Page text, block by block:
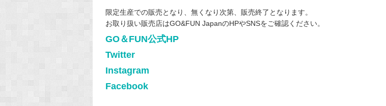
限定生産での販売となり、無くなり次第、販売終了となります。
お取り扱い販売店はGO&FUN JapanのHPやSNSをご確認ください。
GO＆FUN公式HP
Twitter
Instagram
Facebook